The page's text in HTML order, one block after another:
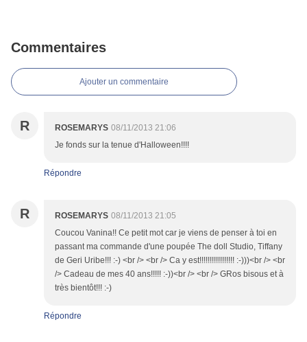
Commentaires
Ajouter un commentaire
R ROSEMARYS 08/11/2013 21:06
Je fonds sur la tenue d'Halloween!!!!
Répondre
R ROSEMARYS 08/11/2013 21:05
Coucou Vanina!! Ce petit mot car je viens de penser à toi en
passant ma commande d'une poupée The doll Studio, Tiffany
de Geri Uribe!!! :-) <br /> <br /> Ca y est!!!!!!!!!!!!!!!!! :-)))<br /> <br
/> Cadeau de mes 40 ans!!!!! :-))<br /> <br /> GRos bisous et à
très bientôt!!! :-)
Répondre